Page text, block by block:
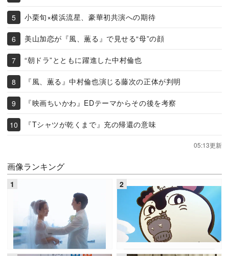
小栗旬×横浜流星、豪華初共演への期待
美山加恋が『風、薫る』で見せる“母”の顔
“朝ドラ”とともに躍進した中村倫也
『風、薫る』中村倫也演じる藤次の正体が判明
『映画ちいかわ』EDテーマからその後を考察
『Tシャツが乾くまで』充の帰還の意味
05:13更新
画像ランキング